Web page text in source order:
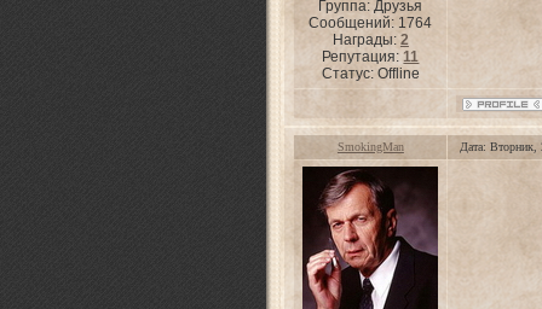
Группа: Друзья
Сообщений: 1764
Награды: 2
Репутация:11
Статус: Offline
SmokingMan Дата: